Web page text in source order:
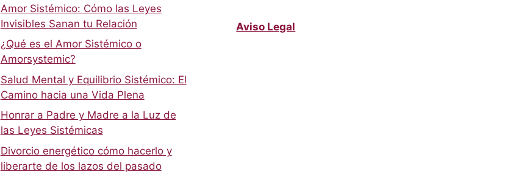
Amor Sistémico: Cómo las Leyes
Invisibles Sanan tu Relación
¿Qué es el Amor Sistémico o
Amorsystemic?
Salud Mental y Equilibrio Sistémico: El
Camino hacia una Vida Plena
Honrar a Padre y Madre a la Luz de
las Leyes Sistémicas
Divorcio energético cómo hacerlo y
liberarte de los lazos del pasado
Aviso Legal